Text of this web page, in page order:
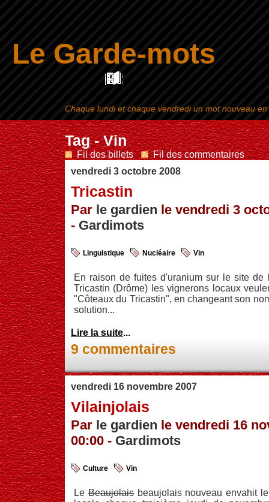
Le Garde-mots
Aller au contenu|
Tag - Vin
Fil des billets-
Fil des commentaires
vendredi 3 octobre 2008
Tricastin
Par le gardien le vendredi 3
- Gardimots
Linguistique Nucléaire Vin
En raison de fuites d'uranium sur le site de
Tricastin (Drôme) les vignerons locaux
"Côteaux du Tricastin", en changeant son
solution...
Lire la suite...
9 commentaires
vendredi 16 novembre 2007
Vilainjolais
Par le gardien le vendredi 16
00:00 - Gardimots
Culture Vin
LeBeaujolaisbeaujolais nouveau envahit
Chaque lundi et chaque vendredi un mot nouveau